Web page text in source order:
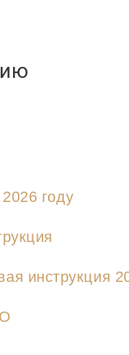
году
инструкция